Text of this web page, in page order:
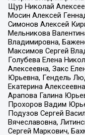
Щур Николай
Мосин Алексей
Симонов Алексей
Мельникова
Владимировна,
Максимов Сергей
Голубева Елена
Алексеевна, Закс
Юрьевна, Гендель
Екатерина
Арапова Галина
Прохоров Вадим
Подузов Сергей
Вячеславовна,
Сергей Маркович,